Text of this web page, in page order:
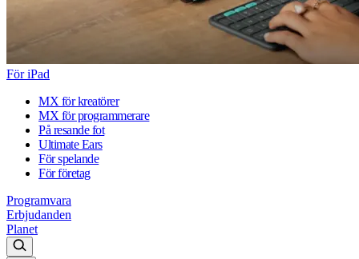
För iPad
MX för kreatörer
MX för programmerare
På resande fot
Ultimate Ears
För spelande
För företag
Programvara
Erbjudanden
Planet